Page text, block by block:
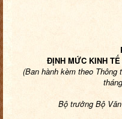
ĐỊNH MỨC KINH
(Ban hành kèm theo Thông
Bộ trưởng Bộ